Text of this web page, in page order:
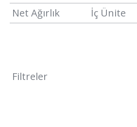
Net Ağırlık
İç Ünite
Filtreler